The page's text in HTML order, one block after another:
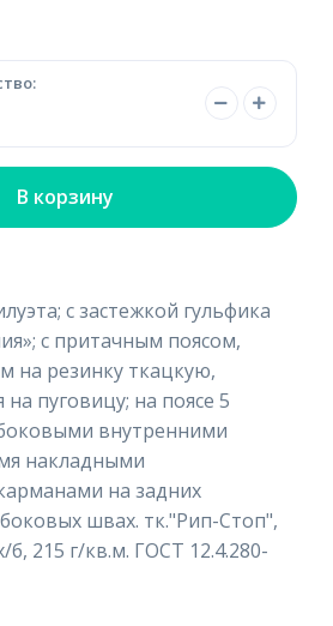
В корзину
с застежкой гульфика
с притачным поясом,
на резинку ткацкую,
пуговицу; на поясе 5
внутренними
накладными
на задних
швах. тк."Рип-Стоп",
б, 215 г/кв.м. ГОСТ 12.4.280-